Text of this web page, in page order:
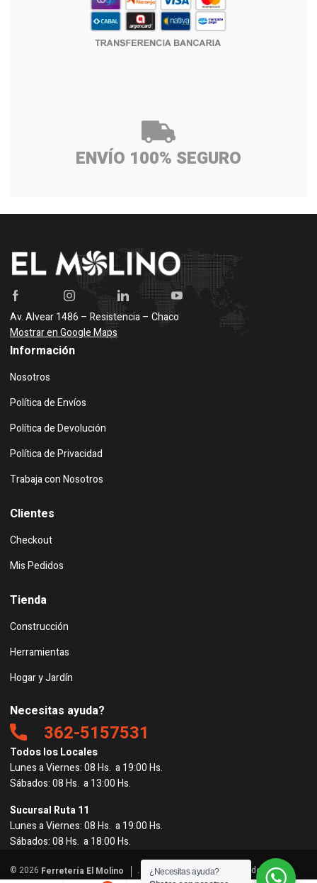
ENVÍO 100% SEGURO
Av. Alvear 1486 – Resistencia – Chaco
Mostrar en Google Maps
Información
Nosotros
Política de Envíos
Política de Devolución
Política de Privacidad
Trabaja con Nosotros
Clientes
Checkout
Mis Pedidos
Tienda
Construcción
Herramientas
Hogar y Jardín
Necesitas ayuda?
362-5157531
Todos los Locales
Lunes a Viernes: 08 Hs. a 19:00 Hs.
Sábados: 08 Hs. a 13:00 Hs.
Sucursal Ruta 11
Lunes a Viernes: 08 Hs. a 19:00 Hs.
Sábados: 08 Hs. a 18:00 Hs.
© 2026 Ferretería El Molino
. Todos los derechos reservados. |
¿Necesitas ayuda?